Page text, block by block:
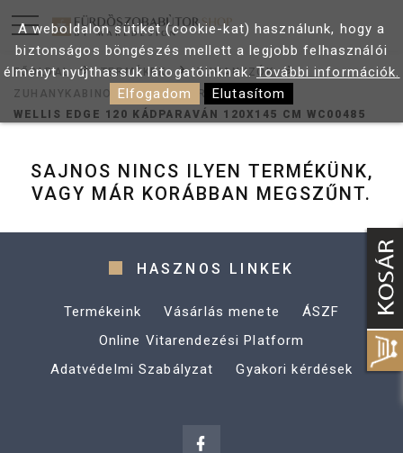
FŐOLDAL TERMÉKEK
ZUHANYZÓK
ZUHANYKABINOK
KÁD PARAVÁN
WELLIS EDGE 120 KÁDPARAVÁN 120X145 CM WC00485
SAJNOS NINCS ILYEN TERMÉKÜNK,
VAGY MÁR KORÁBBAN MEGSZŰNT.
HASZNOS LINKEK
Termékeink Vásárlás menete
ÁSZF
Online Vitarendezési Platform
Adatvédelmi Szabályzat
Gyakori kérdések
A weboldalon sütiket (cookie-kat) használunk, hogy a
biztonságos böngészés mellett a legjobb felhasználói
élményt nyújthassuk látogatóinknak.További információk.
Elfogadom
Elutasítom